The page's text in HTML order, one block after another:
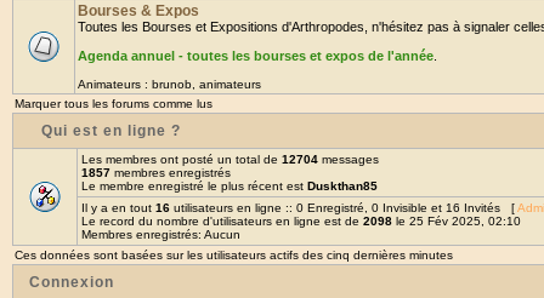
Bourses & Expos
Toutes les Bourses et Expositions d'Arthropodes, n'hésitez pas à signaler
Agenda annuel - toutes les bourses et expos de l'année
Animateurs : brunob animateurs
Marquer tous les forums comme lus
Qui est en ligne ?
Les membres ont posté un total de 12704 messages
1857 membres enregistrés
Le membre enregistré le plus récent est Duskthan85
Il y a en tout 16 utilisateurs en ligne :: 0 Enregistré, 0 Invisible et 16 Invités [
Le record du nombre d'utilisateurs en ligne est de 2098 le 25 Fév 2025, 02:10
Membres enregistrés: Aucun
Ces données sont basées sur les utilisateurs actifs des cinq dernières minutes
Connexion